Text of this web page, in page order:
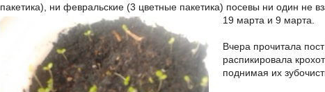
пакетика), ни февральские (3 цветные пакетика) посевы ни один не
19 марта и 9 марта.
Вчера прочитала
распикировала
поднимая их